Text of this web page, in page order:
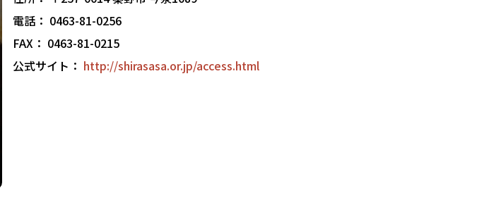
電話： 0463-81-0256
FAX： 0463-81-0215
公式サイト： http://shirasasa.or.jp/access.html